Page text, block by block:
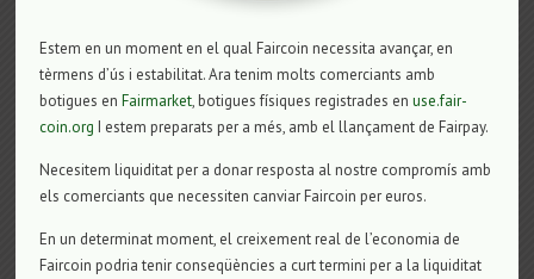
Estem en un moment en el qual Faircoin necessita avançar, en
tèrmens d’ús i estabilitat. Ara tenim molts comerciants amb
botigues enFairmarket, botigues físiques registrades enuse.fair-
coin.org I estem preparats per a més, amb el llançament de Fairpay.
Necesitem liquiditat per a donar resposta al nostre compromís amb
els comerciants que necessiten canviar Faircoin per euros.
En un determinat moment, el creixement real de l’economia de
Faircoin podria tenir conseqüències a curt termini per a la liquiditat